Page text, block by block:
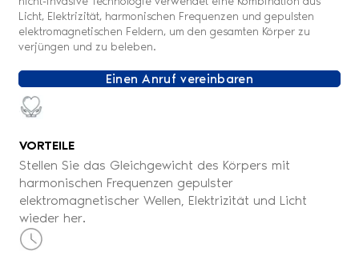
Licht, Elektrizität, harmonischen Frequenzen und gepulsten
elektromagnetischen Feldern, um den gesamten Körper zu
verjüngen und zu beleben.
Einen Anruf vereinbaren
VORTEILE
Stellen Sie das Gleichgewicht des Körpers mit
harmonischen Frequenzen gepulster
elektromagnetischer Wellen, Elektrizität und Licht
wieder her.